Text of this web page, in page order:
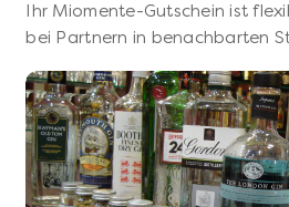
Ihr Miomente-Gutschein ist
bei Partnern in benachbarten